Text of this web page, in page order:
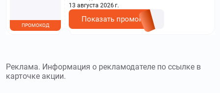
ПРОМОКОД
13 августа 2026 г.
Показать промокод
Реклама. Информация о рекламодателе по ссылке в
карточке акции.